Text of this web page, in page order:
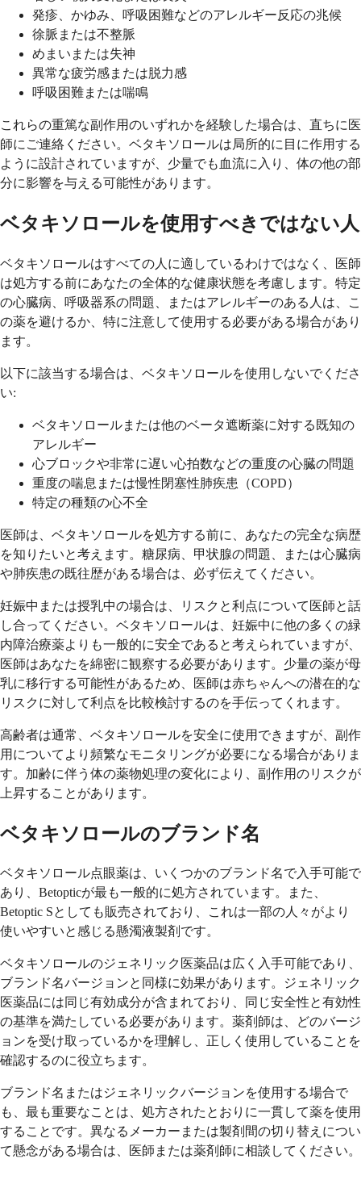
発疹、かゆみ、呼吸困難などのアレルギー反応の兆候
徐脈または不整脈
めまいまたは失神
異常な疲労感または脱力感
呼吸困難または喘鳴
これらの重篤な副作用のいずれかを経験した場合は、直ちに医
師にご連絡ください。ベタキソロールは局所的に目に作用する
ように設計されていますが、少量でも血流に入り、体の他の部
分に影響を与える可能性があります。
ベタキソロールを使用すべきではない人
ベタキソロールはすべての人に適しているわけではなく、医師
は処方する前にあなたの全体的な健康状態を考慮します。特定
の心臓病、呼吸器系の問題、またはアレルギーのある人は、こ
の薬を避けるか、特に注意して使用する必要がある場合があり
ます。
以下に該当する場合は、ベタキソロールを使用しないでくださ
い:
ベタキソロールまたは他のベータ遮断薬に対する既知の
アレルギー
心ブロックや非常に遅い心拍数などの重度の心臓の問題
重度の喘息または慢性閉塞性肺疾患（COPD）
特定の種類の心不全
医師は、ベタキソロールを処方する前に、あなたの完全な病歴
を知りたいと考えます。糖尿病、甲状腺の問題、または心臓病
や肺疾患の既往歴がある場合は、必ず伝えてください。
妊娠中または授乳中の場合は、リスクと利点について医師と話
し合ってください。ベタキソロールは、妊娠中に他の多くの緑
内障治療薬よりも一般的に安全であると考えられていますが、
医師はあなたを綿密に観察する必要があります。少量の薬が母
乳に移行する可能性があるため、医師は赤ちゃんへの潜在的な
リスクに対して利点を比較検討するのを手伝ってくれます。
高齢者は通常、ベタキソロールを安全に使用できますが、副作
用についてより頻繁なモニタリングが必要になる場合がありま
す。加齢に伴う体の薬物処理の変化により、副作用のリスクが
上昇することがあります。
ベタキソロールのブランド名
ベタキソロール点眼薬は、いくつかのブランド名で入手可能で
あり、Betopticが最も一般的に処方されています。また、
Betoptic Sとしても販売されており、これは一部の人々がより
使いやすいと感じる懸濁液製剤です。
ベタキソロールのジェネリック医薬品は広く入手可能であり、
ブランド名バージョンと同様に効果があります。ジェネリック
医薬品には同じ有効成分が含まれており、同じ安全性と有効性
の基準を満たしている必要があります。薬剤師は、どのバージ
ョンを受け取っているかを理解し、正しく使用していることを
確認するのに役立ちます。
ブランド名またはジェネリックバージョンを使用する場合で
も、最も重要なことは、処方されたとおりに一貫して薬を使用
することです。異なるメーカーまたは製剤間の切り替えについ
て懸念がある場合は、医師または薬剤師に相談してください。